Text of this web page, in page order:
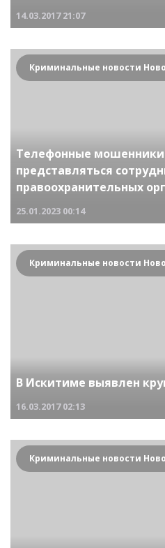
14.03.2017 21:07
Телефонные
представляться
правоохранительных
25.01.2023 00:14
В Искитиме выявлен
16.03.2017 02:13